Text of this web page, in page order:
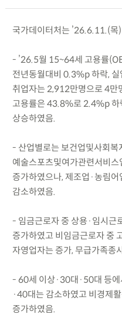
국가데이터처는 ’26.6.11.(
- ’26.5월 15~64세 고용률
전년동월대비 0.3%p 하락,
취업자는 2,912만명으로 4만
고용률은 43.8%로 2.4%p
상승하였음.
- 산업별로는 보건업및사회복
예술스포츠및여가관련서비
증가하였으나, 제조업·농림
감소하였음.
- 임금근로자 중 상용·임시근
증가하였고 비임금근로자 중
자영업자는 증가, 무급가족종
- 60세 이상·30대·50대 등에
·40대는 감소하였고 비경제
증가하였음.